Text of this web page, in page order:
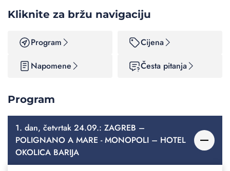
Kliknite za bržu navigaciju
Program
Cijena
Napomene
Česta pitanja
Program
1. dan, četvrtak 24.09.: ZAGREB –
POLIGNANO A MARE - MONOPOLI – HOTEL
OKOLICA BARIJA